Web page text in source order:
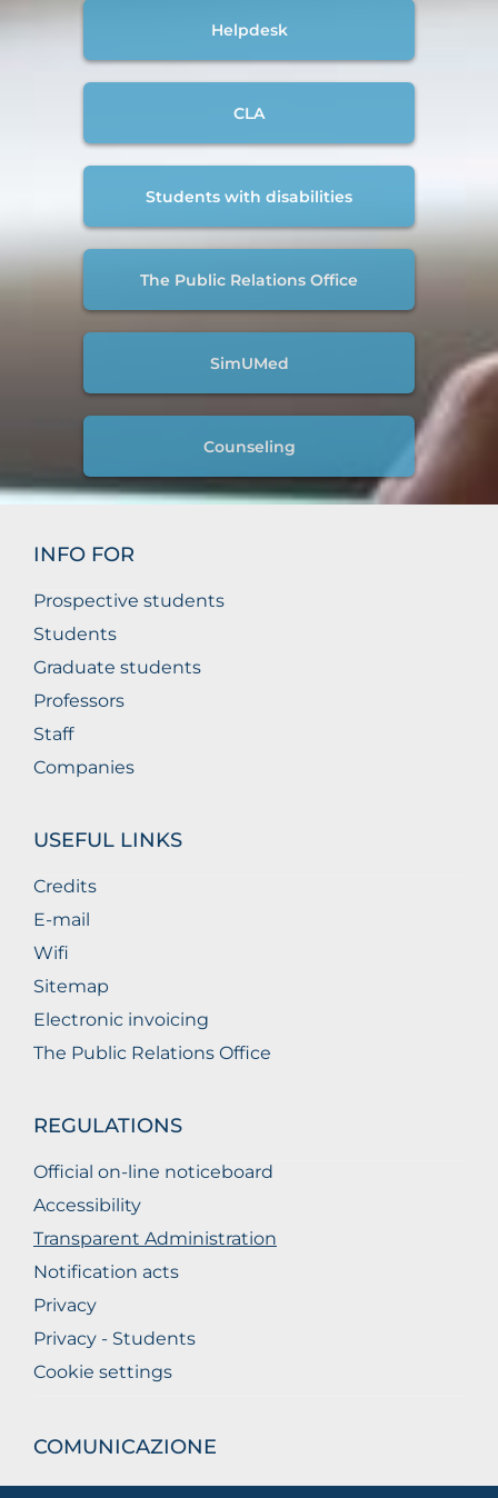
Helpdesk
CLA
Students with disabilities
The Public Relations Office
SimUMed
Counseling
INFO FOR
Prospective students
Students
Graduate students
Professors
Staff
Companies
USEFUL LINKS
Credits
E-mail
Wifi
Sitemap
Electronic invoicing
The Public Relations Office
REGULATIONS
Official on-line noticeboard
Accessibility
Transparent Administration
Notification acts
Privacy
Privacy - Students
Cookie settings
COMUNICAZIONE
What they are saying about us